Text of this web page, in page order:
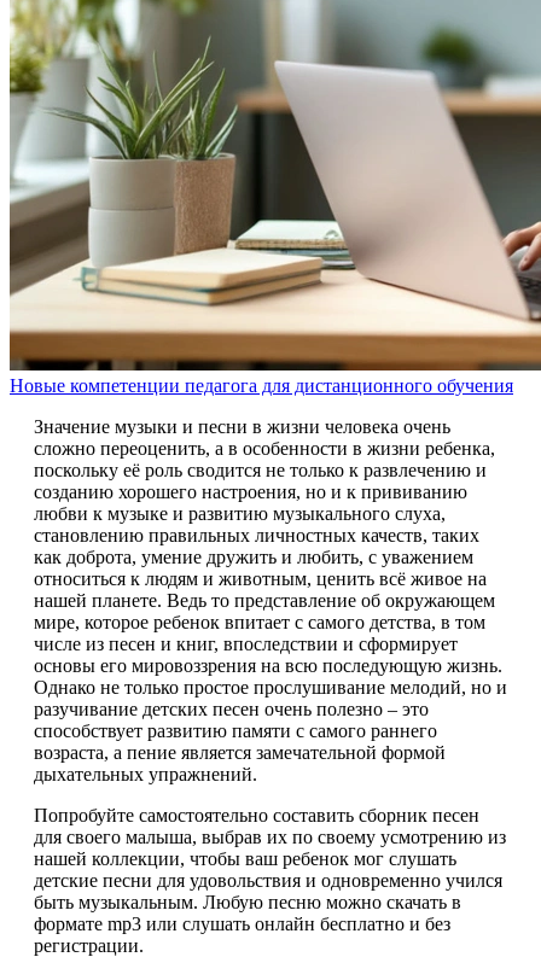
Новые компетенции педагога для дистанционного обучения
Значение музыки и песни в жизни человека очень
сложно переоценить, а в особенности в жизни ребенка,
поскольку её роль сводится не только к развлечению и
созданию хорошего настроения, но и к прививанию
любви к музыке и развитию музыкального слуха,
становлению правильных личностных качеств, таких
как доброта, умение дружить и любить, с уважением
относиться к людям и животным, ценить всё живое на
нашей планете. Ведь то представление об окружающем
мире, которое ребенок впитает с самого детства, в том
числе из песен и книг, впоследствии и сформирует
основы его мировоззрения на всю последующую жизнь.
Однако не только простое прослушивание мелодий, но и
разучивание детских песен очень полезно – это
способствует развитию памяти с самого раннего
возраста, а пение является замечательной формой
дыхательных упражнений.
Попробуйте самостоятельно составить сборник песен
для своего малыша, выбрав их по своему усмотрению из
нашей коллекции, чтобы ваш ребенок мог слушать
детские песни для удовольствия и одновременно учился
быть музыкальным. Любую песню можно скачать в
формате mp3 или слушать онлайн бесплатно и без
регистрации.